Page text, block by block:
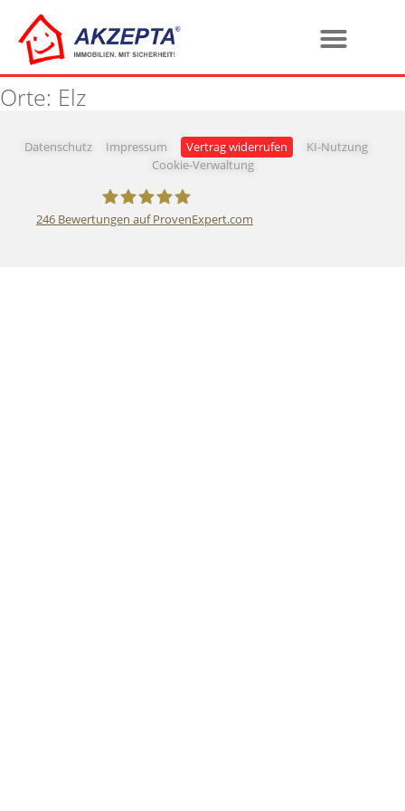
Datenschutz Impressum Vertrag widerrufen
KI-Nutzung
Cookie-Verwaltung
246 Bewertungen auf ProvenExpert.com
Orte: Elz